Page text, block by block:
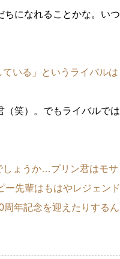
ちになれることかな。いつ
いる」というライバルは
（笑）。でもライバルでは
ょうか…プリン君はモサ
先輩はもはやレジェンド
年記念を迎えたりするん